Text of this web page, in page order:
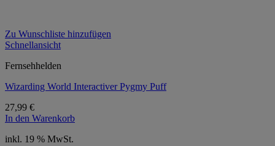
Zu Wunschliste hinzufügen
Schnellansicht
Fernsehhelden
Wizarding World Interactiver Pygmy Puff
27,99 €
In den Warenkorb
inkl. 19 % MwSt.